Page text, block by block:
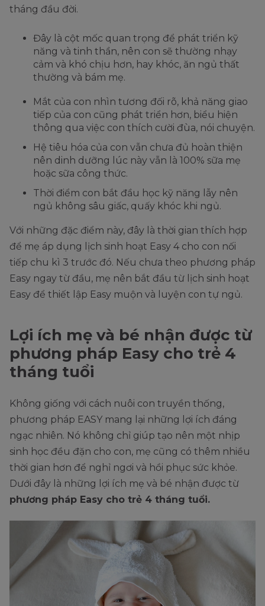
tháng đầu đời.
Đây là cột mốc quan trọng để phát triển kỹ
năng và tinh thần, nên con sẽ thường nhạy
cảm và khó chịu hơn, hay khóc, ăn ngủ thất
thường và bám mẹ.
Mắt của con nhìn tương đối rõ, khả năng giao
tiếp của con cũng phát triển hơn, biểu hiện
thông qua việc con thích cười đùa, nói chuyện.
Hệ tiêu hóa của con vẫn chưa đủ hoàn thiện
nên dinh dưỡng lúc này vẫn là 100% sữa mẹ
hoặc sữa công thức.
Thời điểm con bắt đầu học kỹ năng lẫy nên
ngủ không sâu giấc, quấy khóc khi ngủ.
Với những đặc điểm này, đây là thời gian thích hợp
để mẹ áp dụng lịch sinh hoạt Easy 4 cho con nối
tiếp chu kì 3 trước đó. Nếu chưa theo phương pháp
Easy ngay từ đầu, mẹ nên bắt đầu từ lịch sinh hoạt
Easy để thiết lập Easy muộn và luyện con tự ngủ.
Lợi ích mẹ và bé nhận được từ
phương pháp Easy cho trẻ 4
tháng tuổi
Không giống với cách nuôi con truyền thống,
phương pháp EASY mang lại những lợi ích đáng
ngạc nhiên. Nó không chỉ giúp tạo nên một nhịp
sinh học đều đặn cho con, mẹ cũng có thêm nhiều
thời gian hơn để nghỉ ngơi và hồi phục sức khỏe.
Dưới đây là những lợi ích mẹ và bé nhận được từ
phương pháp Easy cho trẻ 4 tháng tuổi.